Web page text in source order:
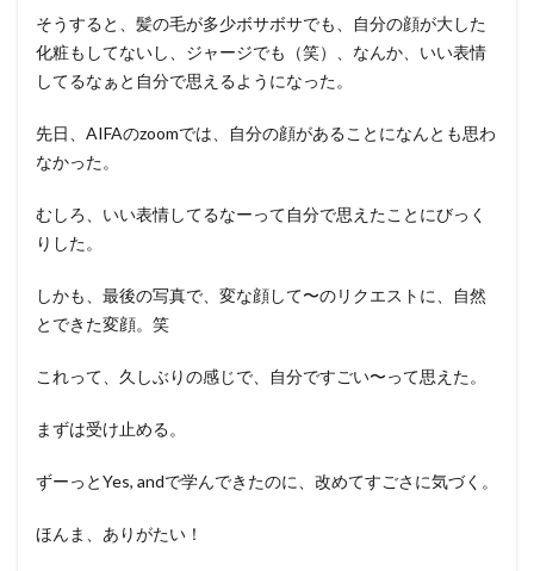
そうすると、髪の毛が多少ボサボサでも、自分の顔が大した
化粧もしてないし、ジャージでも（笑）、なんか、いい表情
してるなぁと自分で思えるようになった。
先日、AIFAのzoomでは、自分の顔があることになんとも思わ
なかった。
むしろ、いい表情してるなーって自分で思えたことにびっく
りした。
しかも、最後の写真で、変な顔して〜のリクエストに、自然
とできた変顔。笑
これって、久しぶりの感じで、自分ですごい〜って思えた。
まずは受け止める。
ずーっとYes, andで学んできたのに、改めてすごさに気づく。
ほんま、ありがたい！